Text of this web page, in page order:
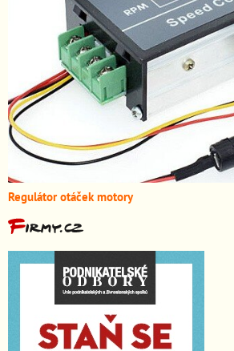
Regulátor otáček motory